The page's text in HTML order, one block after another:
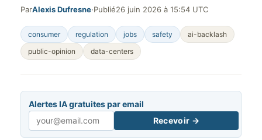
ParAlexis Dufresne·Publié26 juin 2026 à 15:54 UTC
consumer regulation jobs safety
ai-backlash
public-opinion
data-centers
Alertes IA gratuites par email
Email
Recevoir →